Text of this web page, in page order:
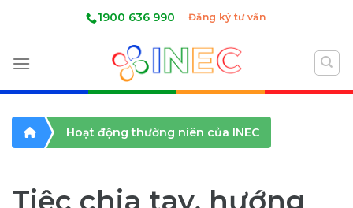
1900 636 990 Đăng ký tư vấn
Hoạt động thường niên của INEC